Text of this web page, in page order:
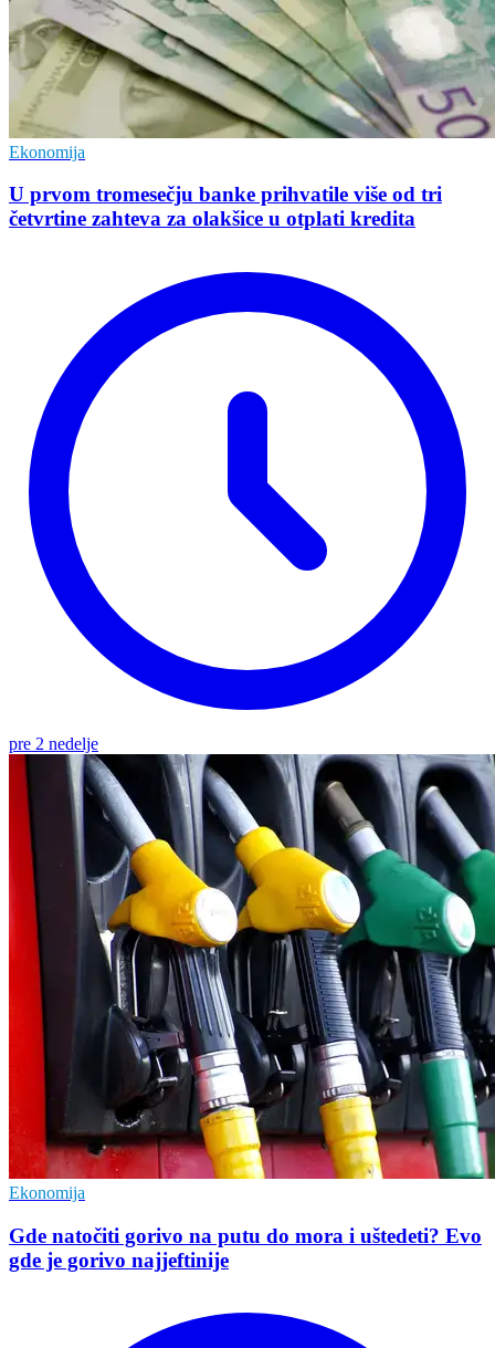
Ekonomija
U prvom tromesečju banke prihvatile više od tri
četvrtine zahteva za olakšice u otplati kredita
pre 2 nedelje
Ekonomija
Gde natočiti gorivo na putu do mora i uštedeti? Evo
gde je gorivo najjeftinije